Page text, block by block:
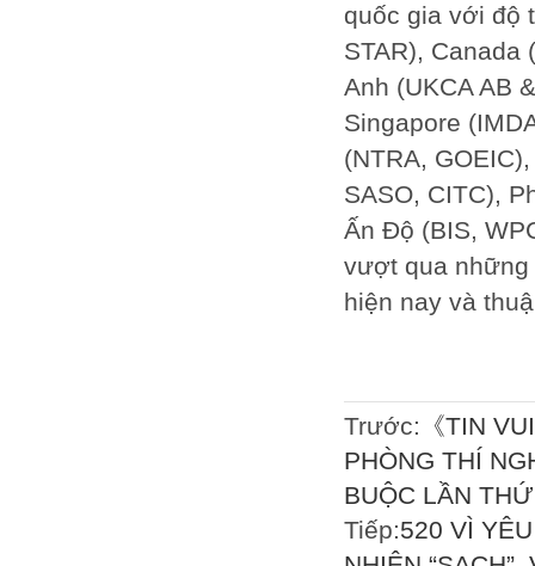
quốc gia với độ
STAR), Canada
Anh (UKCA AB
Singapore
(NTRA,
SASO, CITC),
Ấn Độ (BIS,
vượt qua những
hiện nay và
Trước: 《TIN
PHÒNG THÍ
BUỘC LẦN
Tiếp:520 VÌ